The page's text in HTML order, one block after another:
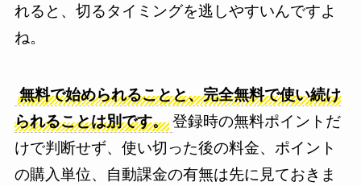
れると、切るタイミングを逃しやすいんですよ
ね。
無料で始められることと、完全無料で使い続け
られることは別です。 登録時の無料ポイントだ
けで判断せず、使い切った後の料金、ポイント
の購入単位、自動課金の有無は先に見ておきま